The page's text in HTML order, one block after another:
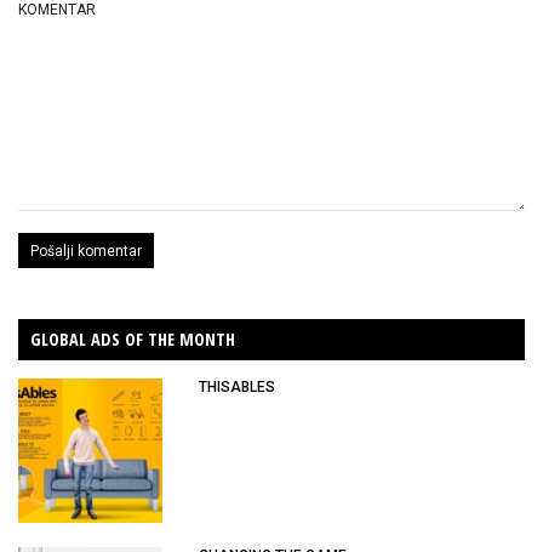
KOMENTAR
GLOBAL ADS OF THE MONTH
THISABLES